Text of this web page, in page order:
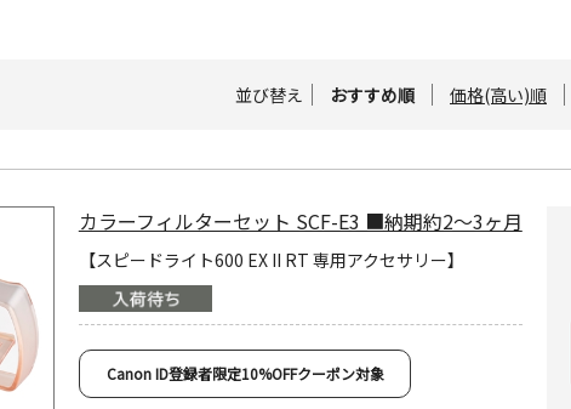
並び替え おすすめ順 価格(高い)順
カラーフィルターセット SCF-E3 ■納期約2～3ヶ月
【スピードライト600 EX II RT 専用アクセサリー】
Canon ID登録者限定10%OFFクーポン対象